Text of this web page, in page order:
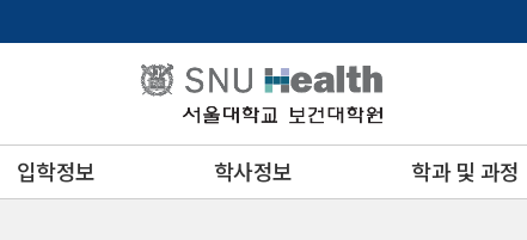
입학정보 학사정보
학과 및 과정